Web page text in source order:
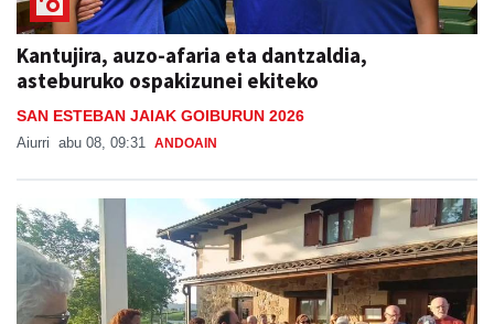
Kantujira, auzo-afaria eta dantzaldia,
asteburuko ospakizunei ekiteko
SAN ESTEBAN JAIAK GOIBURUN 2026
Aiurri abu 08, 09:31 ANDOAIN